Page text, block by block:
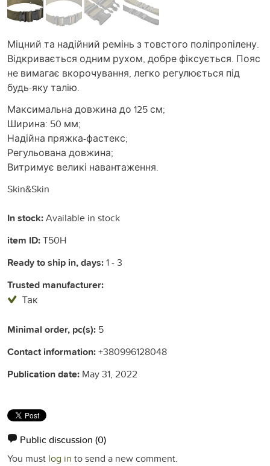
Міцний та надійний ремінь з товстого поліпропілену.
Відкривається одним рухом, добре фіксується. Пояс
не вимагає вкорочування, легко регулюється під
будь-яку талію.
Максимальна довжина до 125 см;
Ширина: 50 мм;
Надійна пряжка-фастекс;
Регульована довжина;
Витримує великі навантаження.
Skin&Skin
In stock:Available in stock
item ID:T50H
Ready to ship in, days:1 - 3
Trusted manufacturer:
Так
Minimal order, pc(s): 5
Contact information:+380996128048
Publication date: May 31, 2022
Public discussion (0)
You must log in to send a new comment.